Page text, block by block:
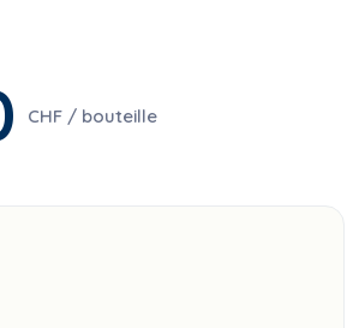
CHF / bouteille